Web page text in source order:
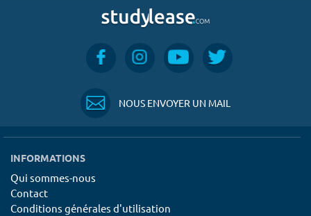
NOUS ENVOYER UN MAIL
INFORMATIONS
Qui sommes-nous
Contact
Conditions générales d'utilisation